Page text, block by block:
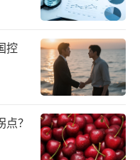
号所闻名的立讯
子、通信及数据中
外多个大洲拥有制
、印尼、马来西
度、墨西哥、德国
控
？